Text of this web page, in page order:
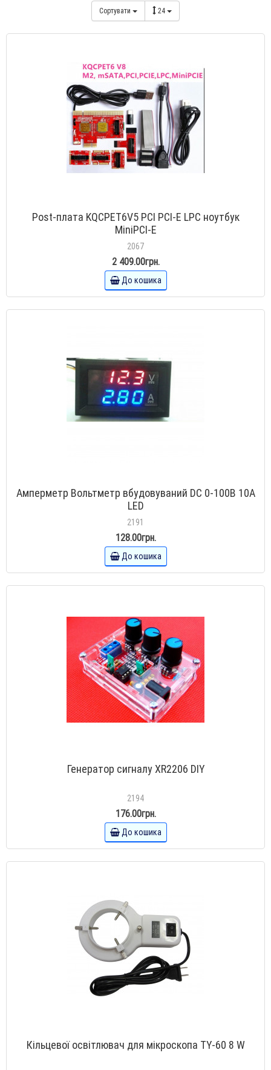
Сортувати 24
Post-плата KQCPET6V5 PCI PCI-E LPC ноутбук
MiniPCI-E
2067
2 409.00грн.
До кошика
Амперметр Вольтметр вбудовуваний DC 0-100В 10А
LED
2191
128.00грн.
До кошика
Генератор сигналу XR2206 DIY
2194
176.00грн.
До кошика
Кільцевої освітлювач для мікроскопа TY-60 8 W